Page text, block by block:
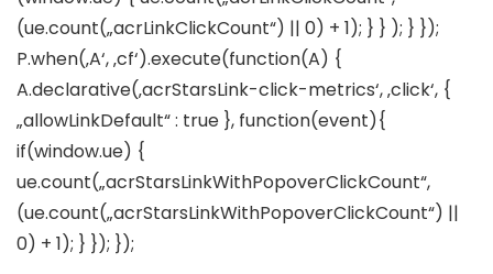
(ue.count(„acrLinkClickCount“) || 0) + 1); } } ); } });
P.when(‚A‘, ‚cf‘).execute(function(A) {
A.declarative(‚acrStarsLink-click-metrics‘, ‚click‘, {
„allowLinkDefault“ : true }, function(event){
if(window.ue) {
ue.count(„acrStarsLinkWithPopoverClickCount“,
(ue.count(„acrStarsLinkWithPopoverClickCount“) ||
0) + 1); } }); });